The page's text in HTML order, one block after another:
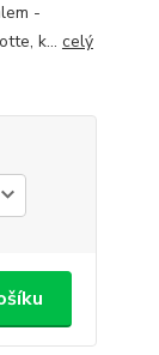
-
k... celý